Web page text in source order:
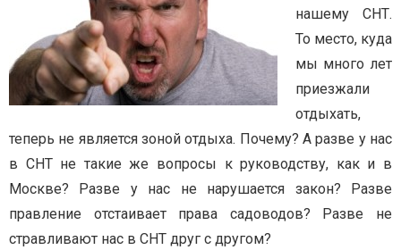
нашему СНТ.
То место, куда
мы много лет
приезжали
отдыхать,
теперь не является зоной отдыха. Почему? А разве у нас
в СНТ не такие же вопросы к руководству, как и в
Москве? Разве у нас не нарушается закон? Разве
правление отстаивает права садоводов? Разве не
стравливают нас в СНТ друг с другом?